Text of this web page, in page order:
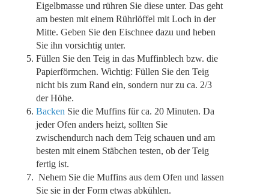
Eigelbmasse und rühren Sie diese unter. Das geht
am besten mit einem Rührlöffel mit Loch in der
Mitte. Geben Sie den Eischnee dazu und heben
Sie ihn vorsichtig unter.
Füllen Sie den Teig in das Muffinblech bzw. die
Papierförmchen. Wichtig: Füllen Sie den Teig
nicht bis zum Rand ein, sondern nur zu ca. 2/3
der Höhe.
Backen Sie die Muffins für ca. 20 Minuten. Da
jeder Ofen anders heizt, sollten Sie
zwischendurch nach dem Teig schauen und am
besten mit einem Stäbchen testen, ob der Teig
fertig ist.
Nehem Sie die Muffins aus dem Ofen und lassen
Sie sie in der Form etwas abkühlen.